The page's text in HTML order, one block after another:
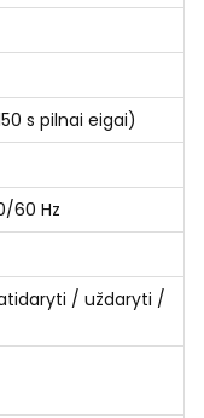
s pilnai eigai)
60 Hz
/ uždaryti /